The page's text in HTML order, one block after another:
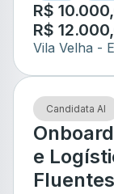
R$
R$
Vila Velha -
Candidata AI
e
Fluentes